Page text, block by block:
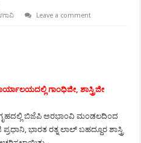
Leave a comment
ಗಾಂಧಿಜೀ, ಶಾಸ್ತ್ರಿಜೀ
ಬಿಜೆಪಿ ಅರಭಾಂವಿ ಮಂಡಲದಿಂದ
ಭಾರತ ರತ್ನ ಲಾಲ್ ಬಹದ್ದೂರ ಶಾಸ್ತ್ರಿ